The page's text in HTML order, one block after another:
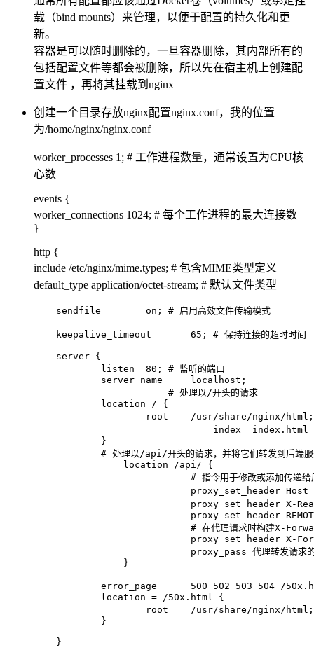
载（bind mounts）来管理，以便于配置的持久化和更
新。
容器是可以随时删除的，一旦容器删除，其内部所有的
包括配置文件等都会被删除，所以先在宿主机上创建配
置文件 ，再将其挂载到nginx
创建一个目录存放nginx配置nginx.conf，我的位置
为/home/nginx/nginx.conf
worker_processes 1; # 工作进程数量，通常设置为CPU核
心数
events {
worker_connections 1024; # 每个工作进程的最大连接数
}
http {
include /etc/nginx/mime.types; # 包含MIME类型定义
default_type application/octet-stream; # 默认文件类型
    sendfile        on; # 启用高效文件传输模式
    keepalive_timeout       65; # 保持连接的超时时间
    server {
            listen  80; # 监听的端口
            server_name     localhost;
            location / {
root    /usr/share/nginx/html;
            }
# 处理以/api/开头的请求，并将它们转发到后端服
error_page      500 502 503 504 /
            location = /50x.html {
root    /usr/share/nginx/html;
            }